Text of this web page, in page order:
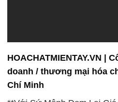
HOACHATMIENTAY.VN |
doanh / thương mại hóa
Chí Minh